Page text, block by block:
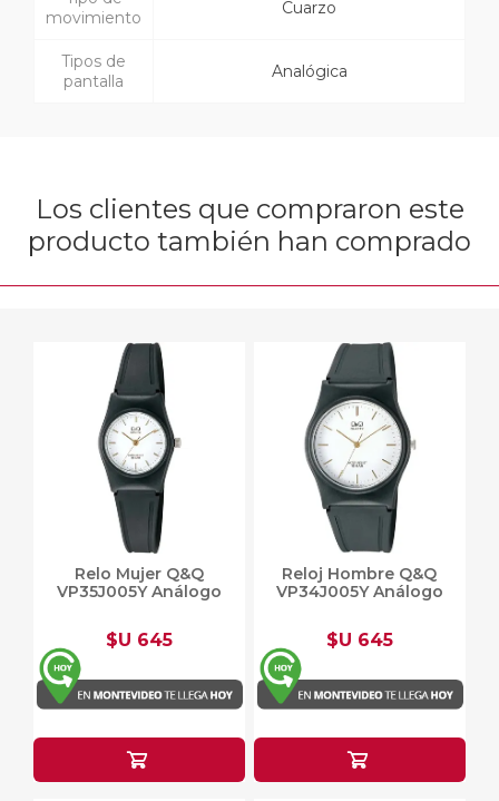
movimiento
Cuarzo
Tipos de
pantalla
Analógica
Los clientes que compraron este
producto también han comprado
Relo Mujer Q&Q
VP35J005Y Análogo
$U 645
Reloj Hombre Q&Q
VP34J005Y Análogo
$U 645